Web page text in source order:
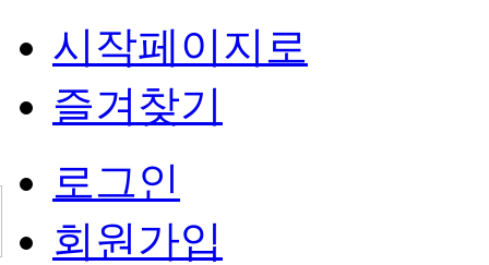
시작페이지로
즐겨찾기
로그인
회원가입